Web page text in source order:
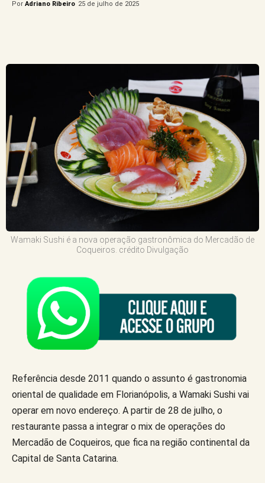
Por Adriano Ribeiro 25 de julho de 2025
Wamaki Sushi é a nova operação gastronômica do Mercadão de
Coqueiros. crédito Divulgação
Referência desde 2011 quando o assunto é gastronomia
oriental de qualidade em Florianópolis, a Wamaki Sushi vai
operar em novo endereço. A partir de 28 de julho, o
restaurante passa a integrar o mix de operações do
Mercadão de Coqueiros, que fica na região continental da
Capital de Santa Catarina.